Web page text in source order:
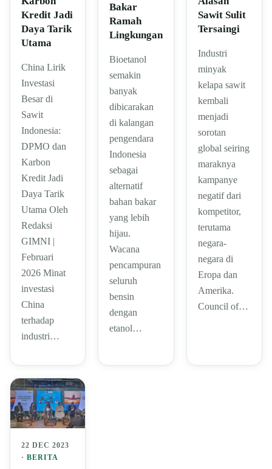
Kredit Jadi
Daya Tarik
Utama
China Lirik
Investasi
Besar di
Sawit
Indonesia:
DPMO dan
Karbon
Kredit Jadi
Daya Tarik
Utama Oleh
Redaksi
GIMNI |
Februari
2026 Minat
investasi
China
terhadap
industri…
Bakar
Ramah
Lingkungan
Bioetanol
semakin
banyak
dibicarakan
di kalangan
pengendara
Indonesia
sebagai
alternatif
bahan bakar
yang lebih
hijau.
Wacana
pencampuran
seluruh
bensin
dengan
etanol…
Sawit Sulit
Tersaingi
Industri
minyak
kelapa sawit
kembali
menjadi
sorotan
global seiring
maraknya
kampanye
negatif dari
kompetitor,
terutama
negara-
negara di
Eropa dan
Amerika.
Council of…
22 DEC 2023
· BERITA